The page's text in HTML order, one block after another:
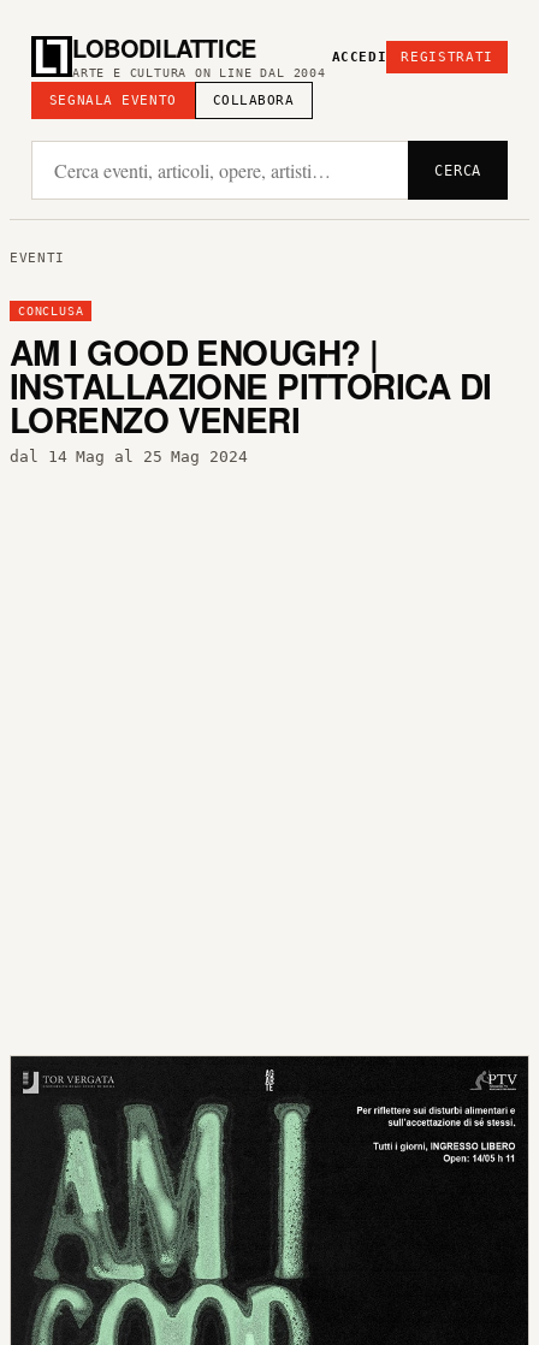
LOBODILATTICE
ARTE E CULTURA ON LINE DAL 2004
SEGNALA EVENTO COLLABORA
ACCEDI REGISTRATI
CERCA
EVENTI
CONCLUSA
AM I GOOD ENOUGH? |
INSTALLAZIONE PITTORICA DI
LORENZO VENERI
dal 14 Mag al 25 Mag 2024